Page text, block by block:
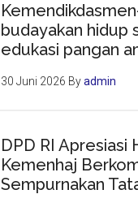
budayakan hidup
edukasi pangan
30 Juni 2026 Byadmin
DPD RI Apresiasi
Kemenhaj
Sempurnakan